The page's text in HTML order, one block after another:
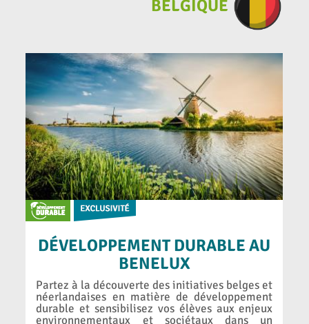
BELGIQUE
DÉVELOPPEMENT DURABLE AU
BENELUX
Partez à la découverte des initiatives belges et
néerlandaises en matière de développement
durable et sensibilisez vos élèves aux enjeux
environnementaux et sociétaux dans un